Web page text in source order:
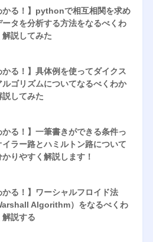
かる！】pythonで相互相関を求め
ータを分析する方法をなるべくわ
説してみた
かる！】具体例を使ってダイクス
ルゴリズムについてなるべくわか
説してみた
かる！】一筆書きができる条件っ
ラー路とハミルトン路について
りやすく解説します！
かる！】ワーシャルフロイド法
Algorithm）をなるべくわ
説する